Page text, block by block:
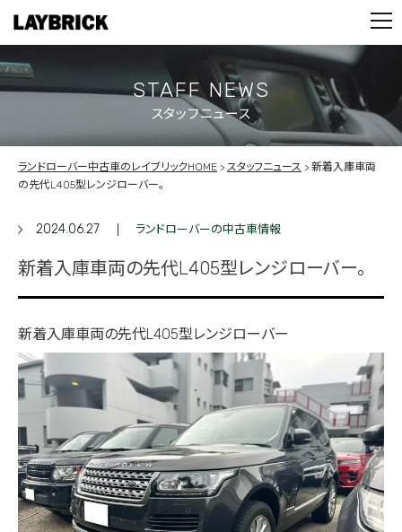
PARTS
CONTACT
PRIVACY POLICY
STAFF NEWS
スタッフニュース
ランドローバー中古車のレイブリックHOME スタッフニュース
新着入庫車両
の先代L405型レンジローバー。
2024.06.27 ランドローバーの中古車情報
新着入庫車両の先代L405型レンジローバー。
新着入庫車両の先代L405型レンジローバー